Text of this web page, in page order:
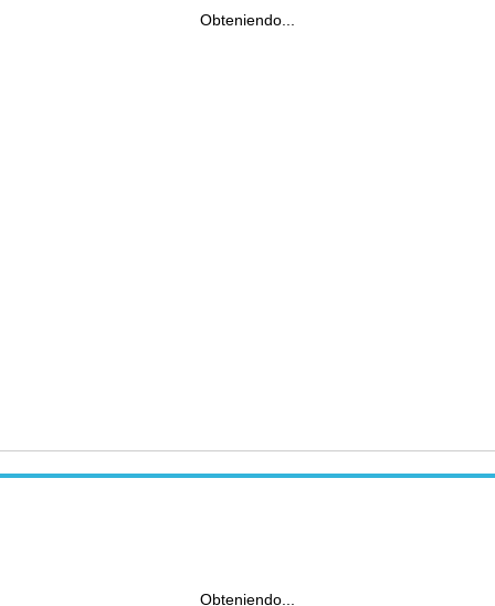
Obteniendo...
Obteniendo...